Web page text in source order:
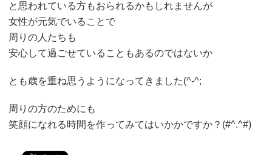
と思われている方もおられるかもしれませんが
女性が元気でいることで
周りの人たちも
安心して過ごせていることもあるのではないか
とも歳を重ね思うようになってきました(^-^;
周りの方のためにも
笑顔になれる時間を作ってみてはいかかですか？(#^.^#)